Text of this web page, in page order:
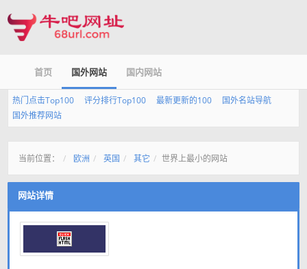
首页 国外网站 国内网站
热门点击Top100 评分排行Top100 最新更新的100
国外名站导航
国外推荐网站
当前位置： 欧洲 英国 其它 世界上最小的网站
网站详情